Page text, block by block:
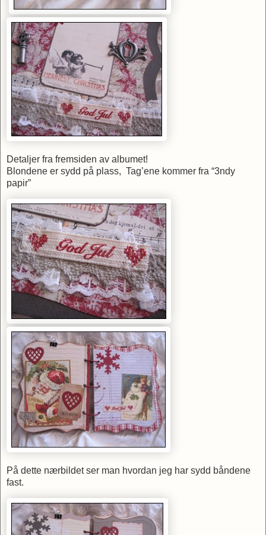
Detaljer fra fremsiden av albumet!
Blondene er sydd på plass, Tag’ene kommer fra “3ndy
papir”
På dette nærbildet ser man hvordan jeg har sydd båndene
fast.